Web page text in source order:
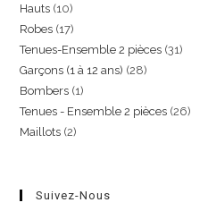
Hauts 10
Robes 17
Tenues-Ensemble 2 pièces 31
Garçons (1 à 12 ans) 28
Bombers 1
Tenues - Ensemble 2 pièces 26
Maillots 2
Suivez-Nous